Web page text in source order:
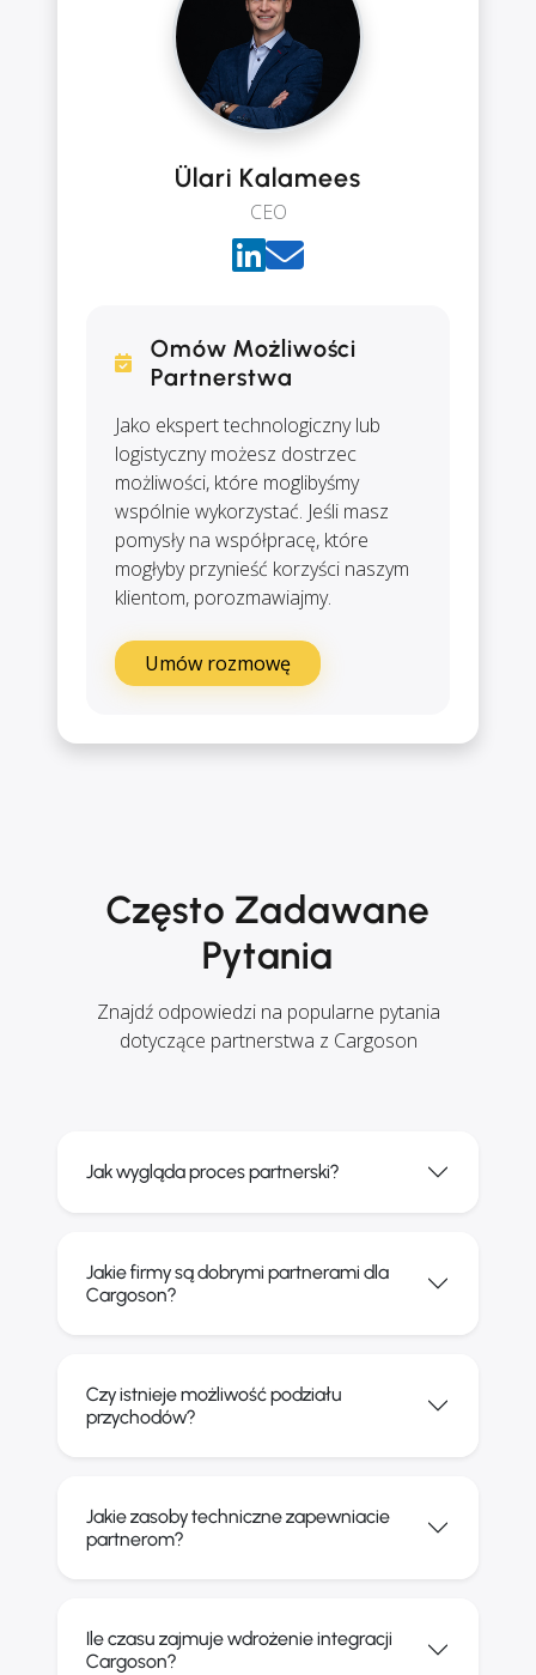
Ülari Kalamees
CEO
Omów Możliwości
Partnerstwa
Jako ekspert technologiczny lub
logistyczny możesz dostrzec
możliwości, które moglibyśmy
wspólnie wykorzystać. Jeśli masz
pomysły na współpracę, które
mogłyby przynieść korzyści naszym
klientom, porozmawiajmy.
Umów rozmowę
Często Zadawane
Pytania
Znajdź odpowiedzi na popularne pytania
dotyczące partnerstwa z Cargoson
Jak wygląda proces partnerski?
Jakie firmy są dobrymi partnerami dla
Cargoson?
Czy istnieje możliwość podziału
przychodów?
Jakie zasoby techniczne zapewniacie
partnerom?
Ile czasu zajmuje wdrożenie integracji
Cargoson?